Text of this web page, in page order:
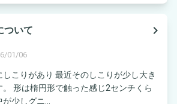
ついて
navigate_next
01/06
こりがあり 最近そのしこりが少し大き
。 形は楕円形で触った感じ2センチくら
少しグニ...